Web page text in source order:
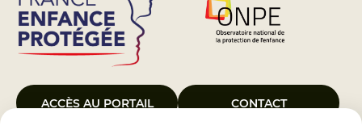
ACCÈS AU PORTAIL CONTACT